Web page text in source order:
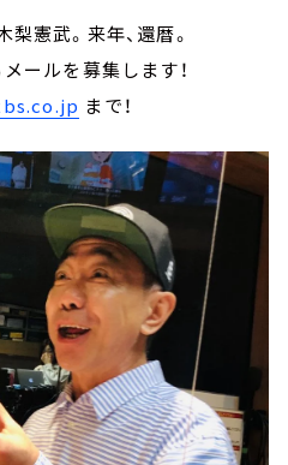
憲武。来年、還暦。
ールを募集します！
まで！